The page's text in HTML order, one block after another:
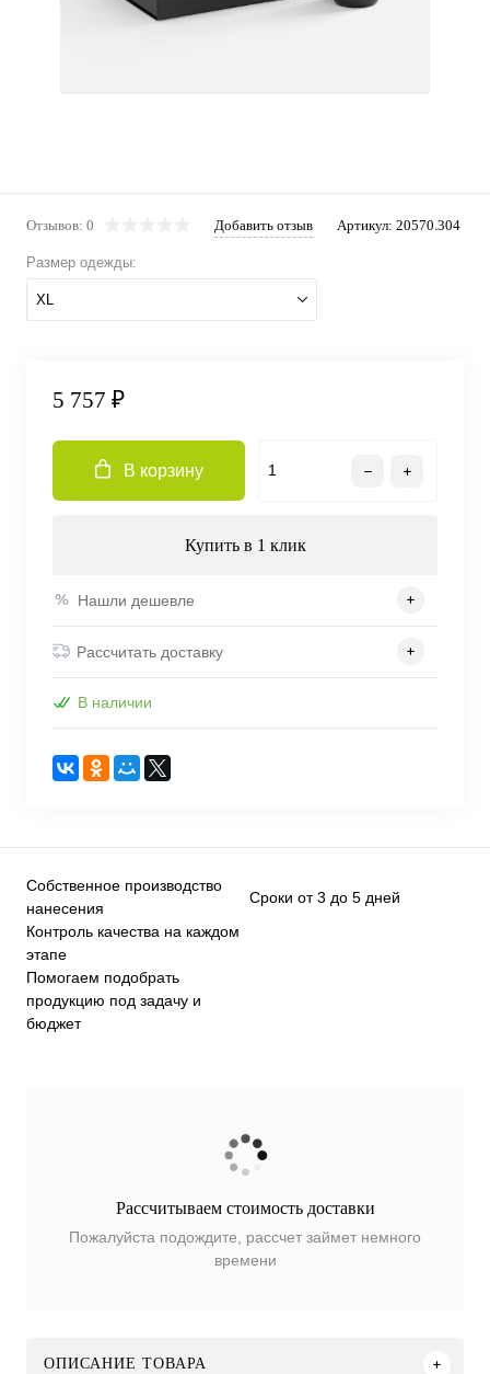
Отзывов: 0 Добавить отзыв Артикул: 20570.304
Размер одежды:
XL
5 757 ₽
В корзину
Купить в 1 клик
Нашли дешевле
Рассчитать доставку
В наличии
Собственное производство
нанесения
Сроки от 3 до 5 дней
Контроль качества на каждом
этапе
Помогаем подобрать
продукцию под задачу и
бюджет
Рассчитываем стоимость доставки
Пожалуйста подождите, рассчет займет немного
времени
ОПИСАНИЕ ТОВАРА